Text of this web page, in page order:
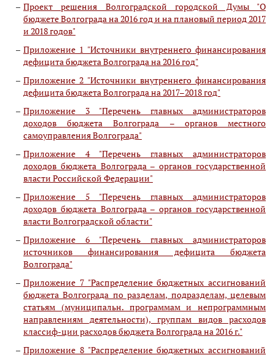
Проект решения Волгоградской городской Думы "О
бюджете Волгограда на 2016 год и на плановый период 2017
и 2018 годов"
Приложение 1 "Источники внутреннего финансирования
дефицита бюджета Волгограда на 2016 год"
Приложение 2 "Источники внутреннего финансирования
дефицита бюджета Волгограда на 2017–2018 год"
Приложение 3 "Перечень главных администраторов
доходов бюджета Волгограда – органов местного
самоуправления Волгограда"
Приложение 4 "Перечень главных администраторов
доходов бюджета Волгограда – органов государственной
власти Российской Федерации"
Приложение 5 "Перечень главных администраторов
доходов бюджета Волгограда – органов государственной
власти Волгоградской области"
Приложение 6 "Перечень главных администраторов
источников финансирования дефицита бюджета
Волгограда"
Приложение 7 "Распределение бюджетных ассигнований
бюджета Волгограда по разделам, подразделам, целевым
статьям (муниципальн. программам и непрограммным
направлениям деятельности), группам видов расходов
классиф-ции расходов бюджета Волгограда на 2016 г."
Приложение 8 "Распределение бюджетных ассигнований